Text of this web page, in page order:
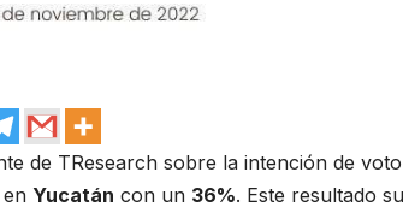
de TResearch sobre la intención de
en Yucatán con un 36%. Este resultado